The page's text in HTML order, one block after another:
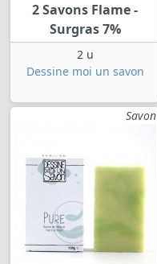
2 Savons Flame -
Surgras 7%
2 u
Dessine moi un savon
Savon